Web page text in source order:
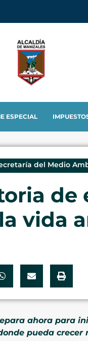
ESPECIAL
del Medio
de
vida
ahora para
pueda crecer